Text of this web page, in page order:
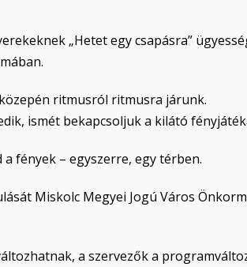
„Hetet egy csapásra”
ritmusról ritmusra járunk.
ismét bekapcsoljuk a kilátó
a fények – egyszerre, egy térben.
Miskolc Megyei Jogú Város
a szervezők a